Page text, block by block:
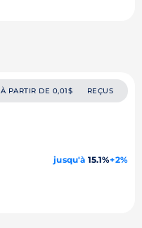
À PARTIR DE 0,01$ REÇUS
jusqu'à 15.1%+2%